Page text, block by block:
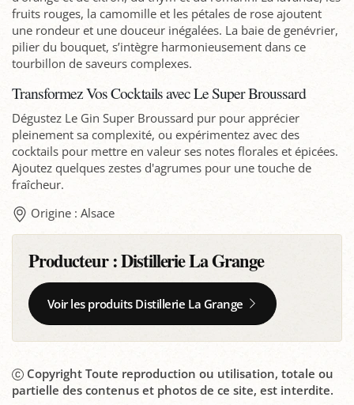
fruits rouges, la camomille et les pétales de rose ajoutent
une rondeur et une douceur inégalées. La baie de genévrier,
pilier du bouquet, s’intègre harmonieusement dans ce
tourbillon de saveurs complexes.
Transformez Vos Cocktails avec Le Super Broussard
Dégustez Le Gin Super Broussard pur pour apprécier
pleinement sa complexité, ou expérimentez avec des
cocktails pour mettre en valeur ses notes florales et épicées.
Ajoutez quelques zestes d'agrumes pour une touche de
fraîcheur.
Origine : Alsace
Producteur :Distillerie La Grange
Voir les produits Distillerie La Grange
Copyright Toute reproduction ou utilisation, totale ou
partielle des contenus et photos de ce site, est interdite.